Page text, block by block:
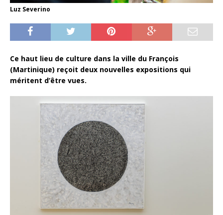
Luz Severino
Ce haut lieu de culture dans la ville du François
(Martinique) reçoit deux nouvelles expositions qui
méritent d’être vues.